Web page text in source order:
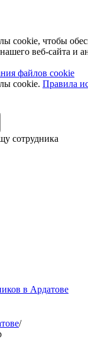
cookie, чтобы
веб-сайта и
файлов cookie
cookie. Правила
сотрудника
в Ардатове
/